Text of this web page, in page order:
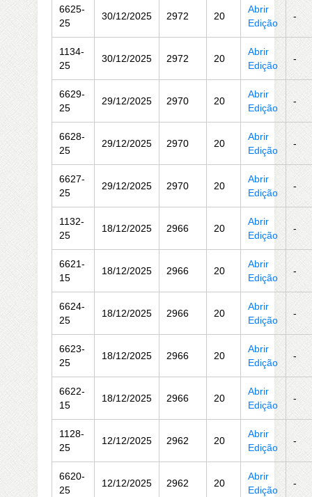
6625-
25
30/12/2025 2972 20
Abrir
Edição
-
1134-
25
30/12/2025 2972 20
Abrir
Edição
-
6629-
25
29/12/2025 2970 20
Abrir
Edição
-
6628-
25
29/12/2025 2970 20
Abrir
Edição
-
6627-
25
29/12/2025 2970 20
Abrir
Edição
-
1132-
25
18/12/2025 2966 20
Abrir
Edição
-
6621-
15
18/12/2025 2966 20
Abrir
Edição
-
6624-
25
18/12/2025 2966 20
Abrir
Edição
-
6623-
25
18/12/2025 2966 20
Abrir
Edição
-
6622-
15
18/12/2025 2966 20
Abrir
Edição
-
1128-
25
12/12/2025 2962 20
Abrir
Edição
-
6620-
25
12/12/2025 2962 20
Abrir
Edição
-